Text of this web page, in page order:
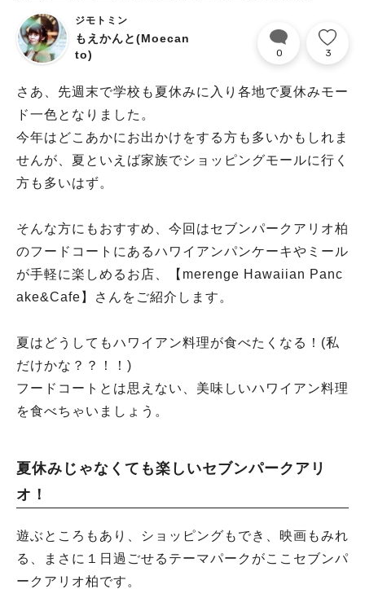
ジモトミン
もえかんと(Moecan
to)
0 3
さあ、先週末で学校も夏休みに入り各地で夏休みモー
ド一色となりました。
今年はどこあかにお出かけをする方も多いかもしれま
せんが、夏といえば家族でショッピングモールに行く
方も多いはず。
そんな方にもおすすめ、今回はセブンパークアリオ柏
のフードコートにあるハワイアンパンケーキやミール
が手軽に楽しめるお店、【merenge Hawaiian Panc
ake&Cafe】さんをご紹介します。
夏はどうしてもハワイアン料理が食べたくなる！(私
だけかな？？！！)
フードコートとは思えない、美味しいハワイアン料理
を食べちゃいましょう。
夏休みじゃなくても楽しいセブンパークアリ
オ！
遊ぶところもあり、ショッピングもでき、映画もみれ
る、まさに１日過ごせるテーマパークがここセブンパ
ークアリオ柏です。